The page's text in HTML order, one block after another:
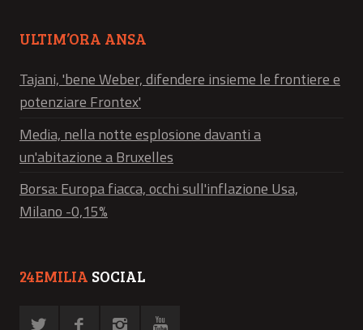
ULTIM’ORA ANSA
Tajani, 'bene Weber, difendere insieme le frontiere e
potenziare Frontex'
Media, nella notte esplosione davanti a
un'abitazione a Bruxelles
Borsa: Europa fiacca, occhi sull'inflazione Usa,
Milano -0,15%
24EMILIA SOCIAL